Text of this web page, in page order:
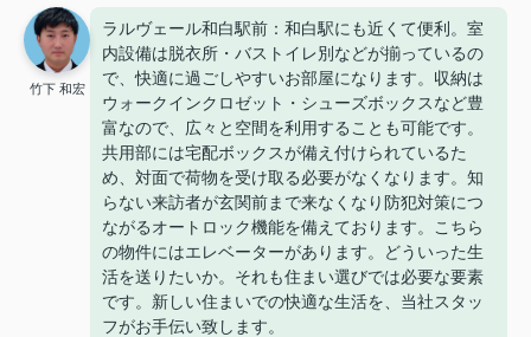
竹下 和宏
ラルヴェール和白駅前：和白駅にも近くて便利。室
内設備は脱衣所・バストイレ別などが揃っているの
で、快適に過ごしやすいお部屋になります。収納は
ウォークインクロゼット・シューズボックスなど豊
富なので、広々と空間を利用することも可能です。
共用部には宅配ボックスが備え付けられているた
め、対面で荷物を受け取る必要がなくなります。知
らない来訪者が玄関前まで来なくなり防犯対策につ
ながるオートロック機能を備えております。こちら
の物件にはエレベーターがあります。どういった生
活を送りたいか。それも住まい選びでは必要な要素
です。新しい住まいでの快適な生活を、当社スタッ
フがお手伝い致します。